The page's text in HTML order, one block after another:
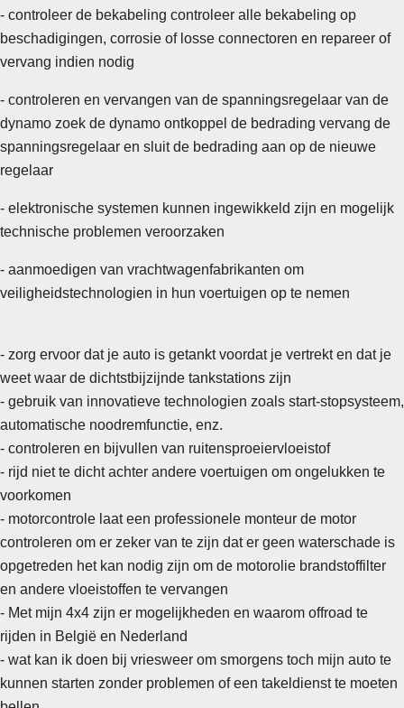
- controleer de bekabeling controleer alle bekabeling op
beschadigingen, corrosie of losse connectoren en repareer of
vervang indien nodig
- controleren en vervangen van de spanningsregelaar van de
dynamo zoek de dynamo ontkoppel de bedrading vervang de
spanningsregelaar en sluit de bedrading aan op de nieuwe
regelaar
- elektronische systemen kunnen ingewikkeld zijn en mogelijk
technische problemen veroorzaken
- aanmoedigen van vrachtwagenfabrikanten om
veiligheidstechnologien in hun voertuigen op te nemen
- zorg ervoor dat je auto is getankt voordat je vertrekt en dat je
weet waar de dichtstbijzijnde tankstations zijn
- gebruik van innovatieve technologien zoals start-stopsysteem,
automatische noodremfunctie, enz.
- controleren en bijvullen van ruitensproeiervloeistof
- rijd niet te dicht achter andere voertuigen om ongelukken te
voorkomen
- motorcontrole laat een professionele monteur de motor
controleren om er zeker van te zijn dat er geen waterschade is
opgetreden het kan nodig zijn om de motorolie brandstoffilter
en andere vloeistoffen te vervangen
- Met mijn 4x4 zijn er mogelijkheden en waarom offroad te
rijden in België en Nederland
- wat kan ik doen bij vriesweer om smorgens toch mijn auto te
kunnen starten zonder problemen of een takeldienst te moeten